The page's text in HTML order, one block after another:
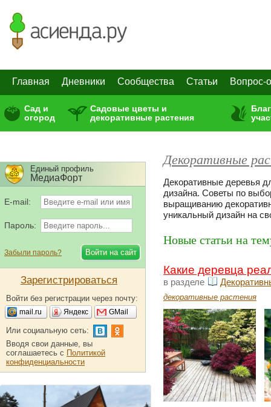
Главная Дневники Сообщества Статьи Вопрос-
Сад и
огород
Садовые цветы и
декоративные растения
Декоративные
Декоративные деревья
дизайна. Советы по
выращиванию
уникальный дизайн на
Новые статьи на
Какие деревца
в разделе
декоративные растения
Единый профиль
МедиаФорт
E-mail:
Пароль:
Забыли пароль?
Зарегистрироваться
Войти без регистрации через почту:
mail.ru Яндекс GMail
Или социальную сеть:
Вводя свои данные, вы
соглашаетесь с Политикой
конфиденциальности